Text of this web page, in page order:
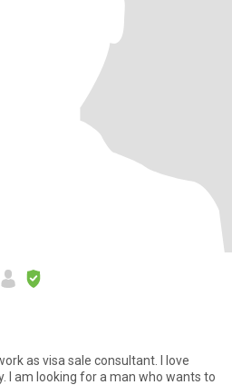
as visa sale consultant. I love
I am looking for a man who wants to